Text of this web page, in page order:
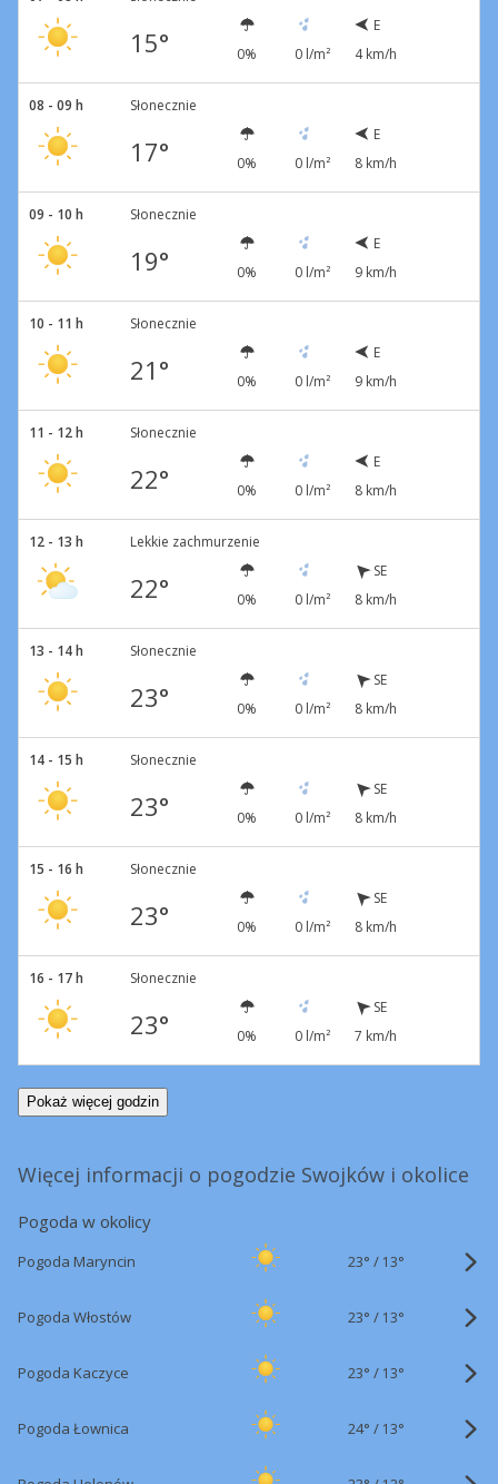
15° 0% 0 l/m²
E
4 km/h
08 - 09 h Słonecznie
17° 0% 0 l/m²
E
8 km/h
09 - 10 h Słonecznie
19° 0% 0 l/m²
E
9 km/h
10 - 11 h Słonecznie
21° 0% 0 l/m²
E
9 km/h
11 - 12 h Słonecznie
22° 0% 0 l/m²
E
8 km/h
12 - 13 h Lekkie zachmurzenie
22° 0% 0 l/m²
SE
8 km/h
13 - 14 h Słonecznie
23° 0% 0 l/m²
SE
8 km/h
14 - 15 h Słonecznie
23° 0% 0 l/m²
SE
8 km/h
15 - 16 h Słonecznie
23° 0% 0 l/m²
SE
8 km/h
16 - 17 h Słonecznie
23° 0% 0 l/m²
SE
7 km/h
Pokaż więcej godzin
Więcej informacji o pogodzie Swojków i okolice
Pogoda w okolicy
Pogoda Maryncin 23° / 13°
Pogoda Włostów 23° / 13°
Pogoda Kaczyce 23° / 13°
Pogoda Łownica 24° / 13°